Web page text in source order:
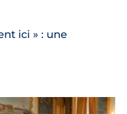
ici » : une